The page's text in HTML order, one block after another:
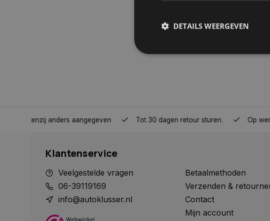
tenzij anders aangegeven Tot 30 dagen retour sturen. Op
Klantenservice
Veelgestelde vragen
06-39119169
info@autoklusser.nl
Betaalmethoden
Verzenden &
Contact
Mijn account
DETAILS WEERGEVEN
__cf_bm